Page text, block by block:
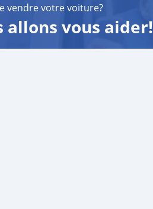
vendre votre voiture?
allons vous aider!